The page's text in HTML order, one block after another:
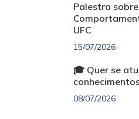
Palestra
UFC
15/07/2026
🎓 Quer se
08/07/2026